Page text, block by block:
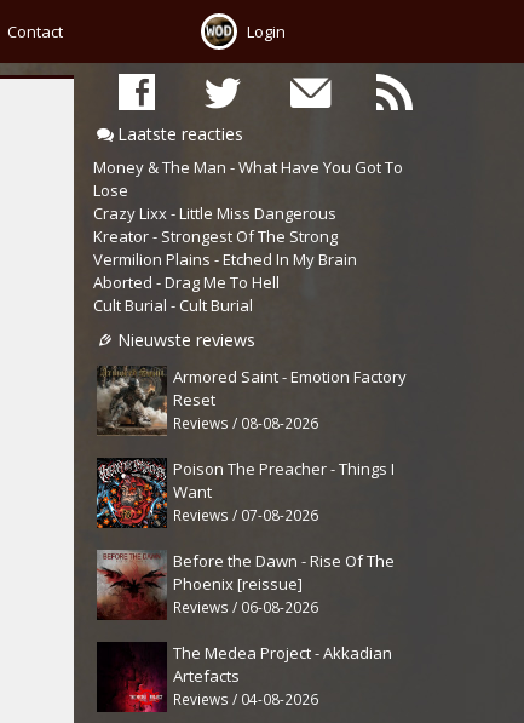
Contact Login
Laatste reacties
Money & The Man - What Have You Got To
Lose
Crazy Lixx - Little Miss Dangerous
Kreator - Strongest Of The Strong
Vermilion Plains - Etched In My Brain
Aborted - Drag Me To Hell
Cult Burial - Cult Burial
Nieuwste reviews
Armored Saint - Emotion Factory
Reset
Reviews / 08-08-2026
Poison The Preacher - Things I
Want
Reviews / 07-08-2026
Before the Dawn - Rise Of The
Phoenix [reissue]
Reviews / 06-08-2026
The Medea Project - Akkadian
Artefacts
Reviews / 04-08-2026